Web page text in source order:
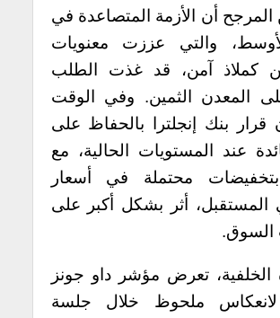
المرجح أن الأزمة المتصاعدة في
والتي عززت معنويات
كملاذ آمن، قد غذت الطلب
على المعدن الثمين. وفي الوقت
قرار بنك إنجلترا بالحفاظ على
عند المستويات الحالية، مع
محتملة في أسعار
المستقبل، أثر بشكل أكبر على
السوق.
تعرض مؤشر داو جونز
لانعكاس ملحوظ خلال جلسة